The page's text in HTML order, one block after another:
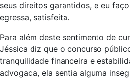
seus direitos garantidos, e eu
egressa, satisfeita.
Para além deste sentimento de
Jéssica diz que o concurso
tranquilidade financeira e
advogada, ela sentia alguma